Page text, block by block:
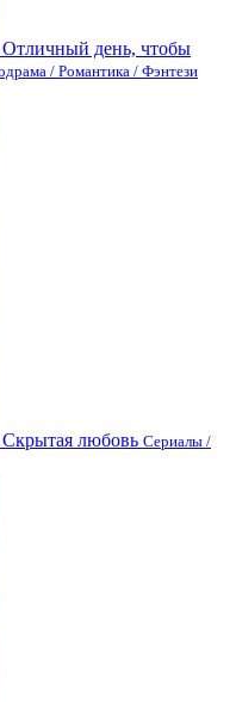
Отличный день, чтобы
/ Романтика / Фэнтези
Скрытая любовь Сериалы /